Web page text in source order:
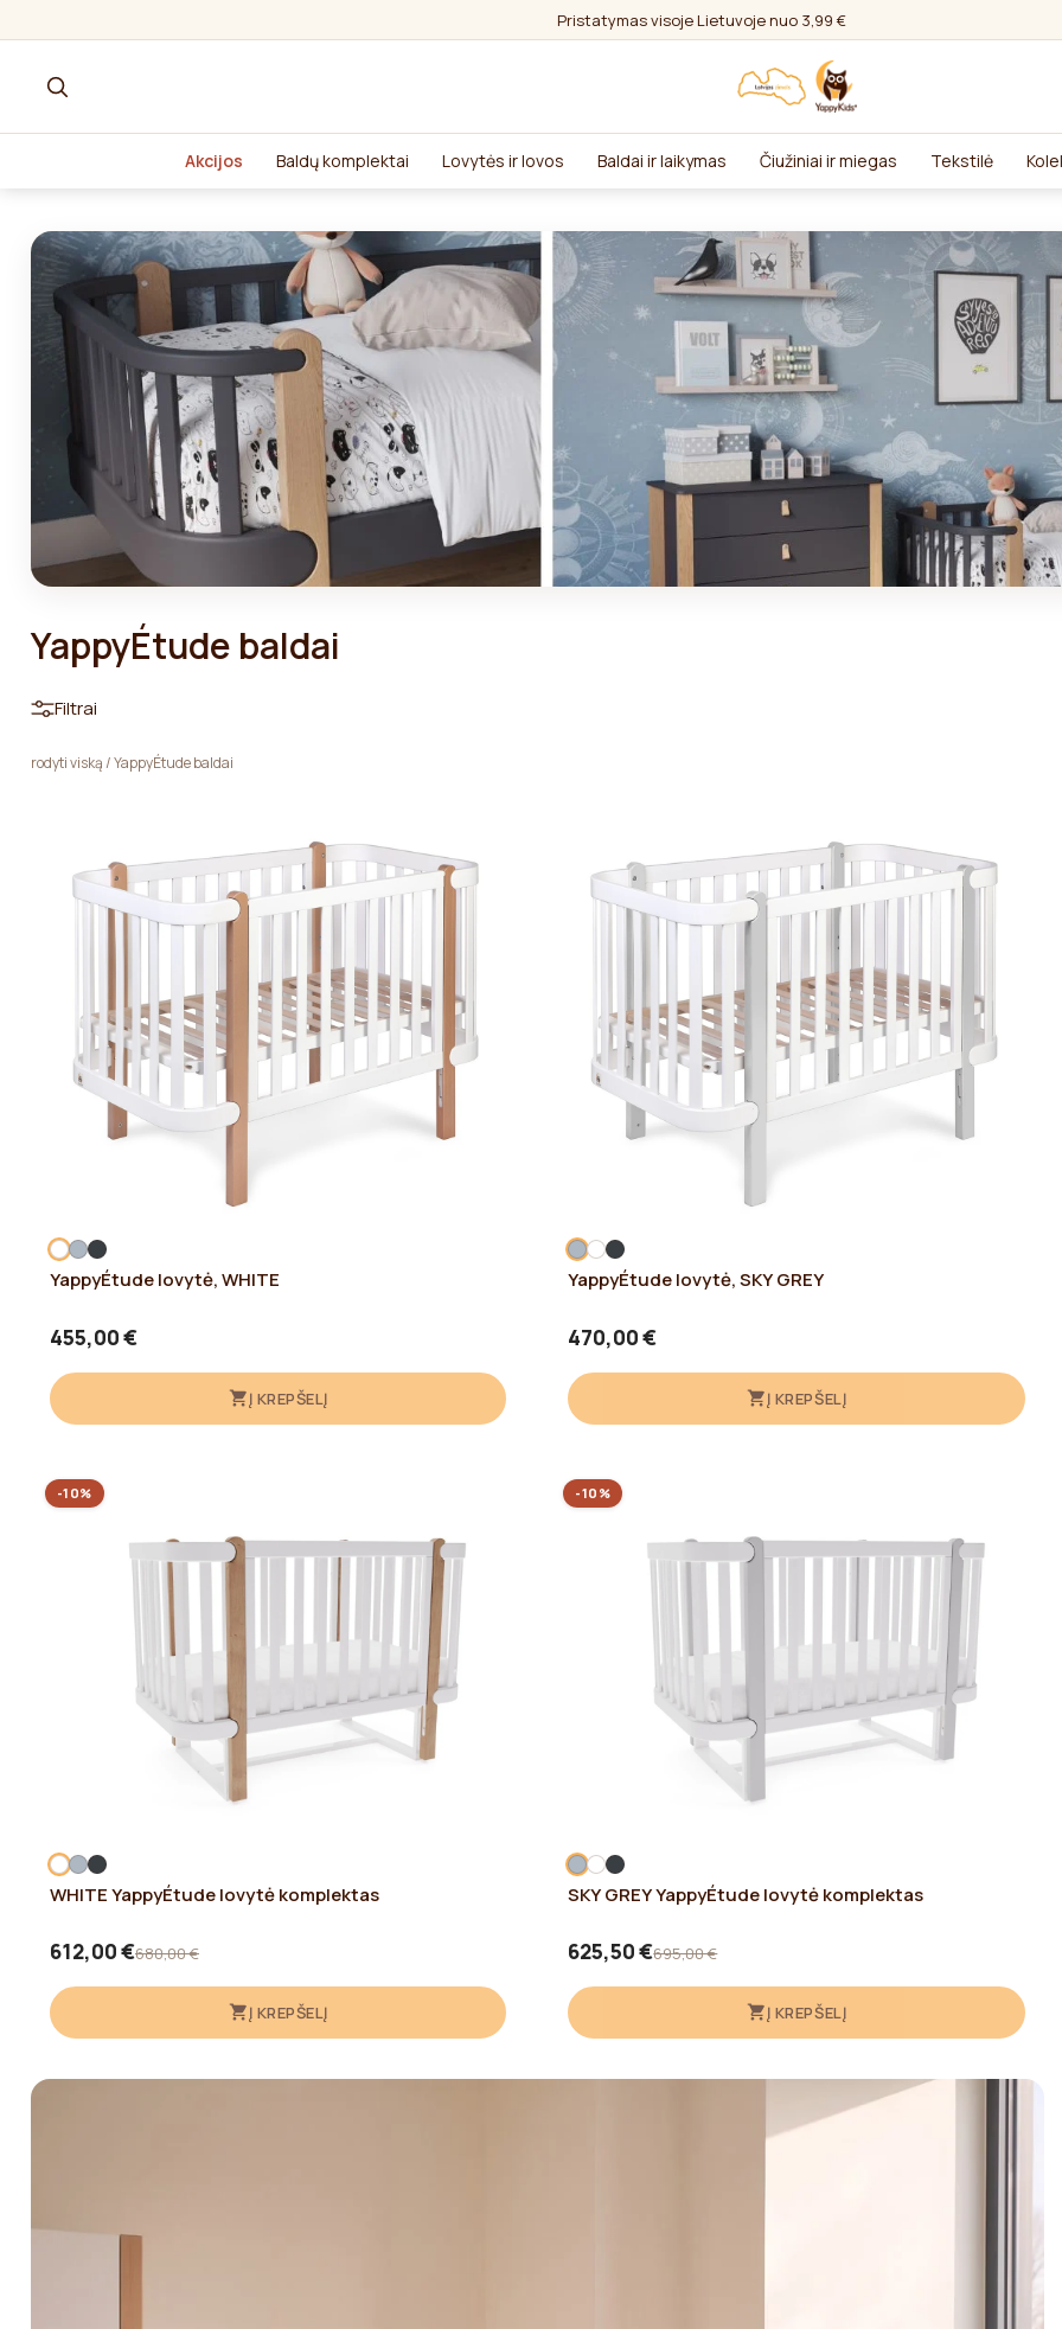
Pristatymas visoje Lietuvoje nuo 3,99 €
Akcijos Baldų komplektai Lovytės ir lovos Baldai ir laikymas Čiužiniai ir miegas Tekstilė
YappyÉtude baldai
Filtrai
rodyti viską/YappyÉtude baldai
YappyÉtude lovytė, WHITE
455,00 €
Į KREPŠELĮ
YappyÉtude lovytė, SKY GREY
470,00 €
Į KREPŠELĮ
WHITE YappyÉtude lovytė komplektas
612,00 €680,00 €
Į KREPŠELĮ
-10%
SKY GREY YappyÉtude lovytė komplektas
625,50 €695,00 €
Į KREPŠELĮ
-10%